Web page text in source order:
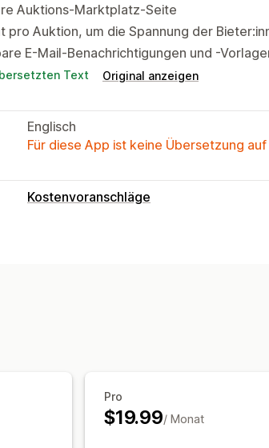
Auktions-Marktplatz-Seite
pro Auktion, um die Spannung der
E-Mail-Benachrichtigungen und -
Text Original anzeigen
Englisch
Für diese App ist keine Übersetzung
Kostenvoranschläge
Adminbereich-Benachrichtigungen
E-Mail-Benachrichtigungen
Pro
$19.99/ Monat